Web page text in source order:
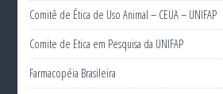
Comitê de Ética de Uso Animal – CEUA – UNIFAP
Comite de Etica em Pesquisa da UNIFAP
Farmacopéia Brasileira